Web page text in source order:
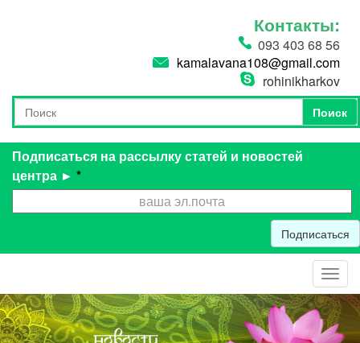
Контакты:
093 403 68 56
kamalavana108@gmail.com
rohinikharkov
Форма поиска
Поиск
Поиск
Подписаться на рассылку статей и новостей
центра ► *
Подписаться